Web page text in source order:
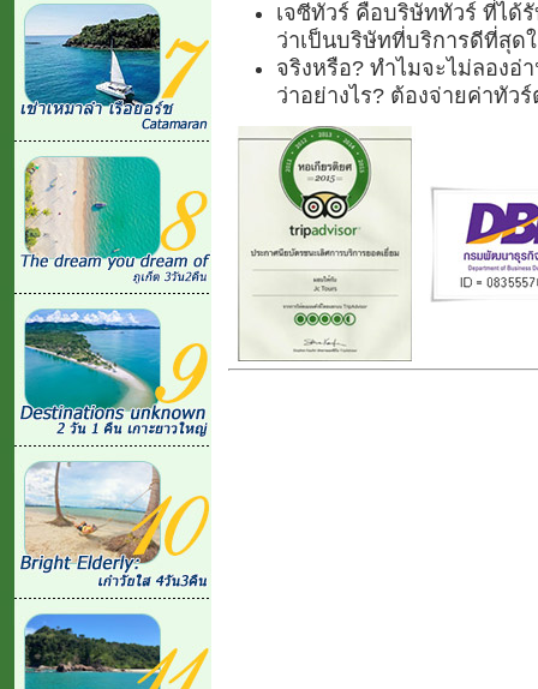
เจซีทัวร์ คือบริษัททัวร์ ที่ได้
ว่าเป็นบริษัทที่บริการดีที่สุด
จริงหรือ? ทำไมจะไม่ลองอ่
ว่าอย่างไร? ต้องจ่ายค่าทัว